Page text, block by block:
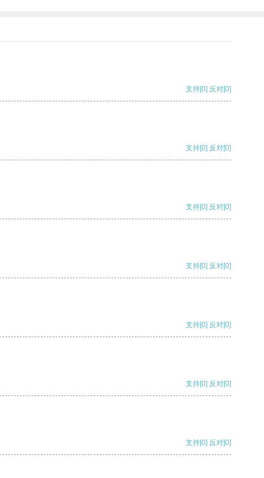
支持[0] 反对[0]
支持[0] 反对[0]
支持[0] 反对[0]
支持[0] 反对[0]
支持[0] 反对[0]
支持[0] 反对[0]
支持[0] 反对[0]